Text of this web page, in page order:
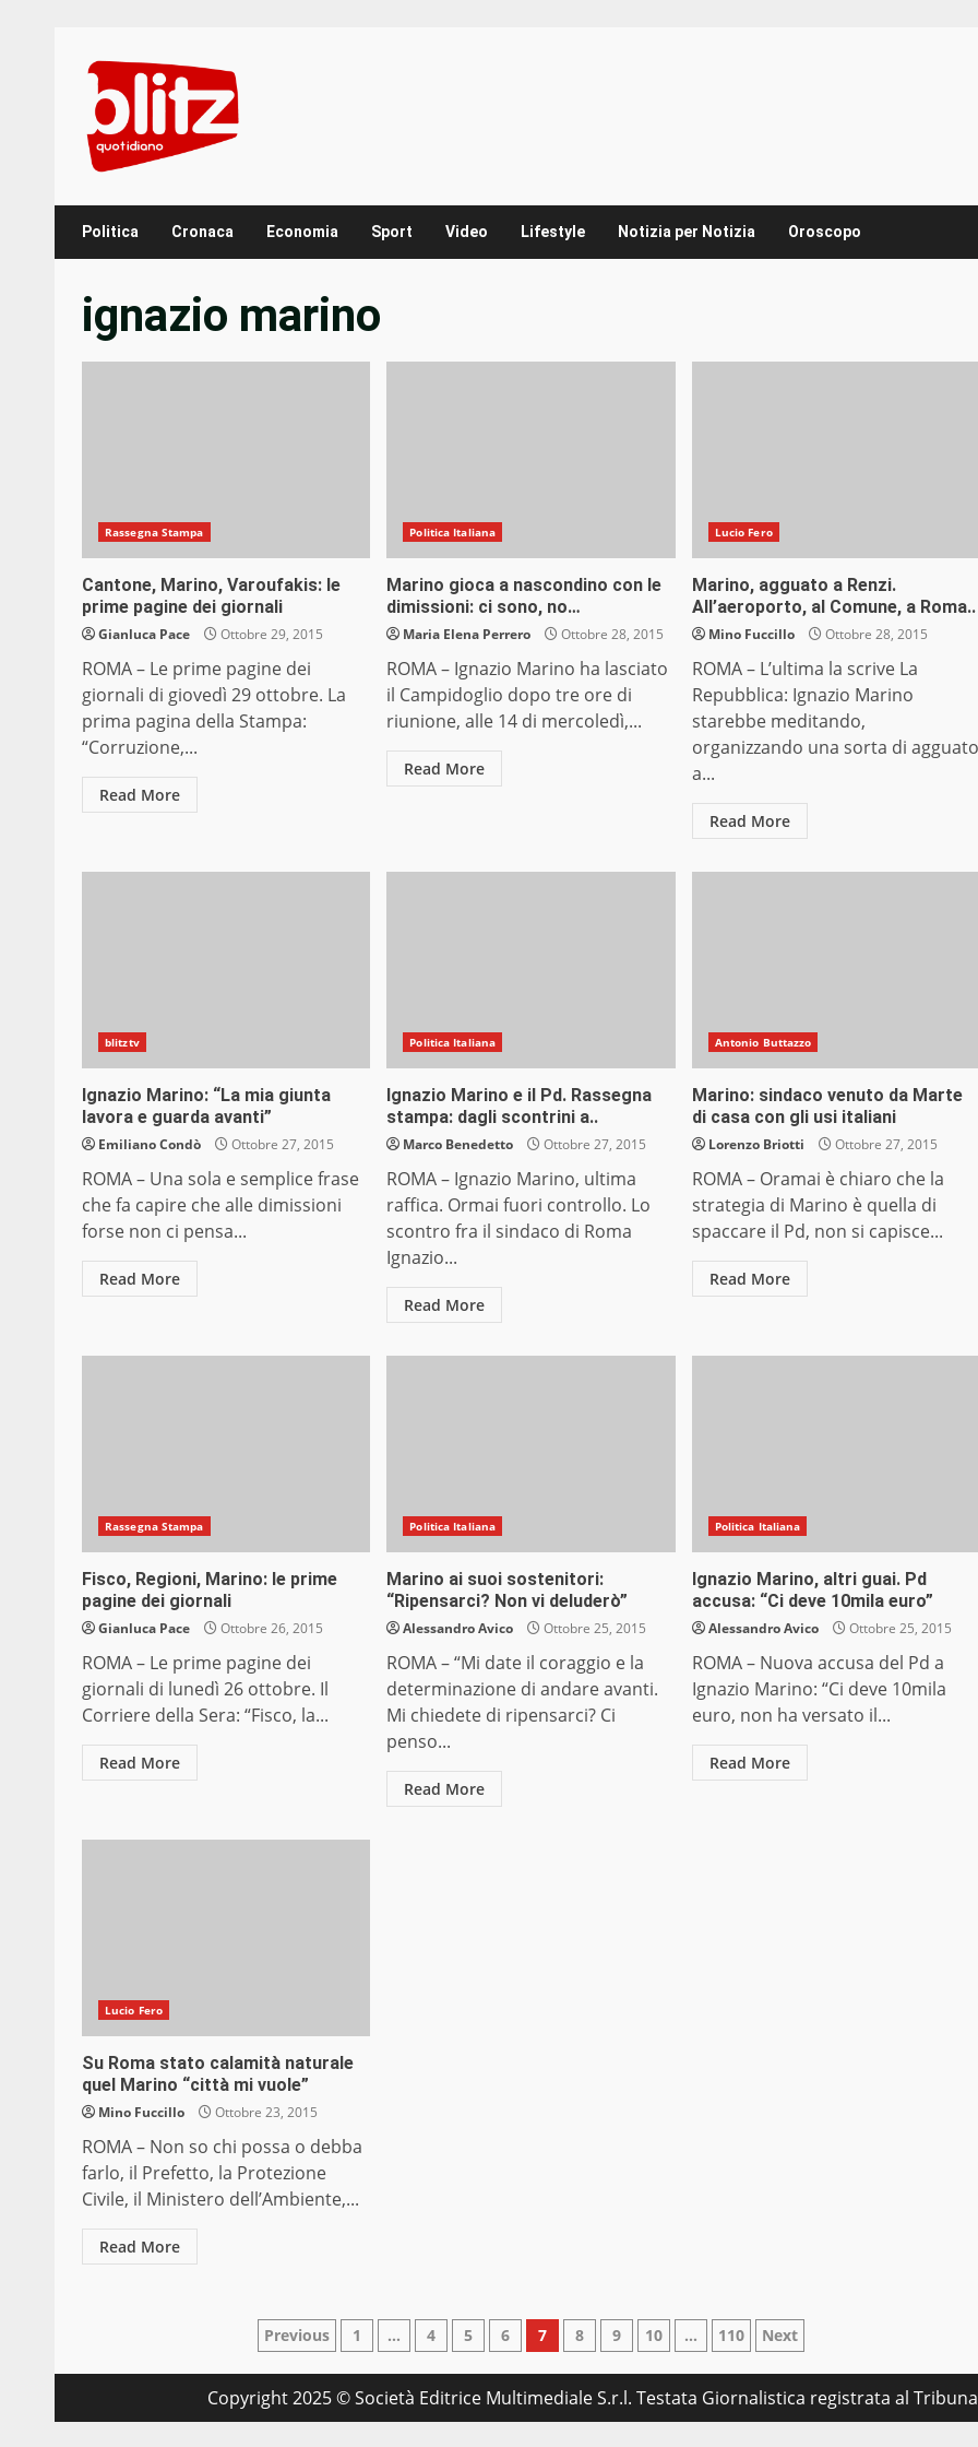
content
Politica Cronaca Economia Sport Video Lifestyle Notizia per Notizia Oroscopo
ignazio marino
Rassegna Stampa
Cantone, Marino, Varoufakis: le
prime pagine dei giornali
Gianluca Pace Ottobre 29, 2015
ROMA – Le prime pagine dei
giornali di giovedì 29 ottobre. La
prima pagina della Stampa:
“Corruzione,...
Read More
Politica Italiana
Marino gioca a nascondino con le
dimissioni: ci sono, no…
Maria Elena Perrero Ottobre 28, 2015
ROMA – Ignazio Marino ha lasciato
il Campidoglio dopo tre ore di
riunione, alle 14 di mercoledì,...
Read More
Lucio Fero
Marino, agguato a Renzi.
All’aeroporto, al Comune, a Roma..
Mino Fuccillo Ottobre 28, 2015
ROMA – L’ultima la scrive La
Repubblica: Ignazio Marino
starebbe meditando,
organizzando una sorta di agguato
a...
Read More
blitztv
Ignazio Marino: “La mia giunta
lavora e guarda avanti”
Emiliano Condò Ottobre 27, 2015
ROMA – Una sola e semplice frase
che fa capire che alle dimissioni
forse non ci pensa...
Read More
Politica Italiana
Ignazio Marino e il Pd. Rassegna
stampa: dagli scontrini a..
Marco Benedetto Ottobre 27, 2015
ROMA – Ignazio Marino, ultima
raffica. Ormai fuori controllo. Lo
scontro fra il sindaco di Roma
Ignazio...
Read More
Antonio Buttazzo
Marino: sindaco venuto da Marte
di casa con gli usi italiani
Lorenzo Briotti Ottobre 27, 2015
ROMA – Oramai è chiaro che la
strategia di Marino è quella di
spaccare il Pd, non si capisce...
Read More
Rassegna Stampa
Fisco, Regioni, Marino: le prime
pagine dei giornali
Gianluca Pace Ottobre 26, 2015
ROMA – Le prime pagine dei
giornali di lunedì 26 ottobre. Il
Corriere della Sera: “Fisco, la...
Read More
Politica Italiana
Marino ai suoi sostenitori:
“Ripensarci? Non vi deluderò”
Alessandro Avico Ottobre 25, 2015
ROMA – “Mi date il coraggio e la
determinazione di andare avanti.
Mi chiedete di ripensarci? Ci
penso...
Read More
Politica Italiana
Ignazio Marino, altri guai. Pd
accusa: “Ci deve 10mila euro”
Alessandro Avico Ottobre 25, 2015
ROMA – Nuova accusa del Pd a
Ignazio Marino: “Ci deve 10mila
euro, non ha versato il...
Read More
Lucio Fero
Su Roma stato calamità naturale
quel Marino “città mi vuole”
Mino Fuccillo Ottobre 23, 2015
ROMA – Non so chi possa o debba
farlo, il Prefetto, la Protezione
Civile, il Ministero dell’Ambiente,...
Read More
Paginazione
degli
articoli
Previous 1 … 4 5 6 7 8 9 10 … 110 Next
Copyright 2025 © Società Editrice Multimediale S.r.l. Testata Giornalistica registrata al